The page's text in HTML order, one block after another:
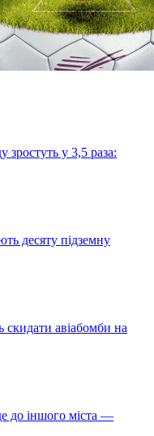
зростуть у 3,5 раза:
десяту підземну
скидати авіабомби на
до іншого міста —